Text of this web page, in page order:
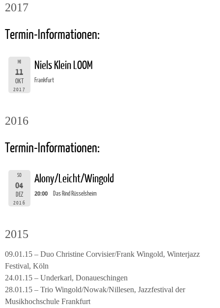
2017
Termin-Informationen:
MI
11
OKT
2017
Niels Klein LOOM
Frankfurt
2016
Termin-Informationen:
SO
04
DEZ
2016
Alony/Leicht/Wingold
20:00 Das Rind Rüsselsheim
2015
09.01.15 – Duo Christine Corvisier/Frank Wingold, Winterjazz
Festival, Köln
24.01.15 – Underkarl, Donaueschingen
28.01.15 – Trio Wingold/Nowak/Nillesen, Jazzfestival der
Musikhochschule Frankfurt